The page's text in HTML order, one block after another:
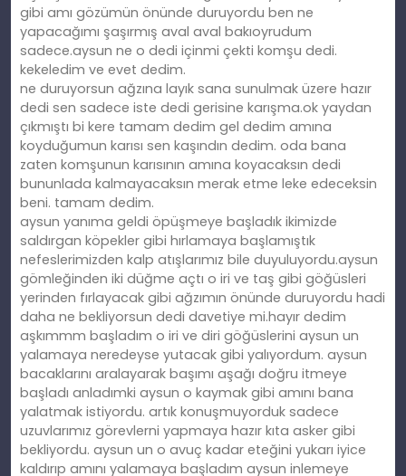
gibi amı gözümün önünde duruyordu ben ne
yapacağımı şaşırmış aval aval bakıoyrudum
sadece.aysun ne o dedi içinmi çekti komşu dedi.
kekeledim ve evet dedim.
ne duruyorsun ağzına layık sana sunulmak üzere hazır
dedi sen sadece iste dedi gerisine karışma.ok yaydan
çıkmıştı bi kere tamam dedim gel dedim amına
koyduğumun karısı sen kaşındın dedim. oda bana
zaten komşunun karısının amına koyacaksın dedi
bununlada kalmayacaksın merak etme leke edeceksin
beni. tamam dedim.
aysun yanıma geldi öpüşmeye başladık ikimizde
saldırgan köpekler gibi hırlamaya başlamıştık
nefeslerimizden kalp atışlarımız bile duyuluyordu.aysun
gömleğinden iki düğme açtı o iri ve taş gibi göğüsleri
yerinden fırlayacak gibi ağzımın önünde duruyordu hadi
daha ne bekliyorsun dedi davetiye mi.hayır dedim
aşkımmm başladım o iri ve diri göğüslerini aysun un
yalamaya neredeyse yutacak gibi yalıyordum. aysun
bacaklarını aralayarak başımı aşağı doğru itmeye
başladı anladımki aysun o kaymak gibi amını bana
yalatmak istiyordu. artık konuşmuyorduk sadece
uzuvlarımız görevlerni yapmaya hazır kıta asker gibi
bekliyordu. aysun un o avuç kadar eteğini yukarı iyice
kaldırıp amını yalamaya başladım aysun inlemeye